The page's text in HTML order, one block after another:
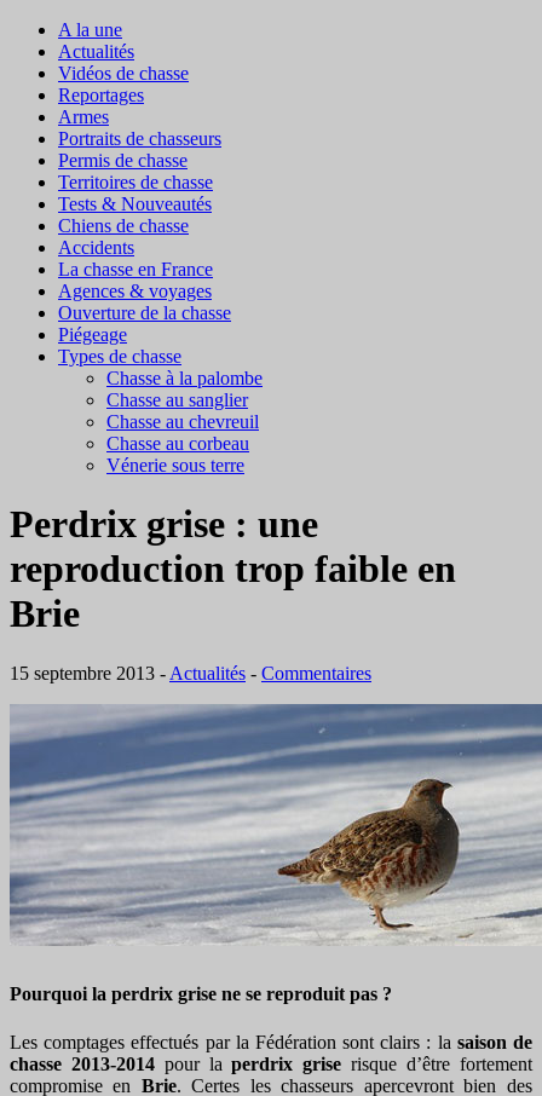
A la une
Actualités
Vidéos de chasse
Reportages
Armes
Portraits de chasseurs
Permis de chasse
Territoires de chasse
Tests & Nouveautés
Chiens de chasse
Accidents
La chasse en France
Agences & voyages
Ouverture de la chasse
Piégeage
Types de chasse
Chasse à la palombe
Chasse au sanglier
Chasse au chevreuil
Chasse au corbeau
Vénerie sous terre
Perdrix grise : une
reproduction trop faible en
Brie
15 septembre 2013 - Actualités - Commentaires
Pourquoi la perdrix grise ne se reproduit pas ?
Les comptages effectués par la Fédération sont clairs : la saison de
chasse 2013-2014pour laperdrix grise risque d’être fortement
compromise en Brie. Certes les chasseurs apercevront bien des